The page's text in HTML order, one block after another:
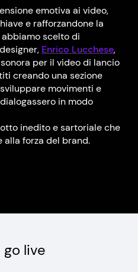
emotiva ai video,
e rafforzandone la
scelto di
Enrico Lucchese,
per il video di lancio
creando una sezione
movimenti e
in modo
inedito e sartoriale che
alla forza del brand.
live